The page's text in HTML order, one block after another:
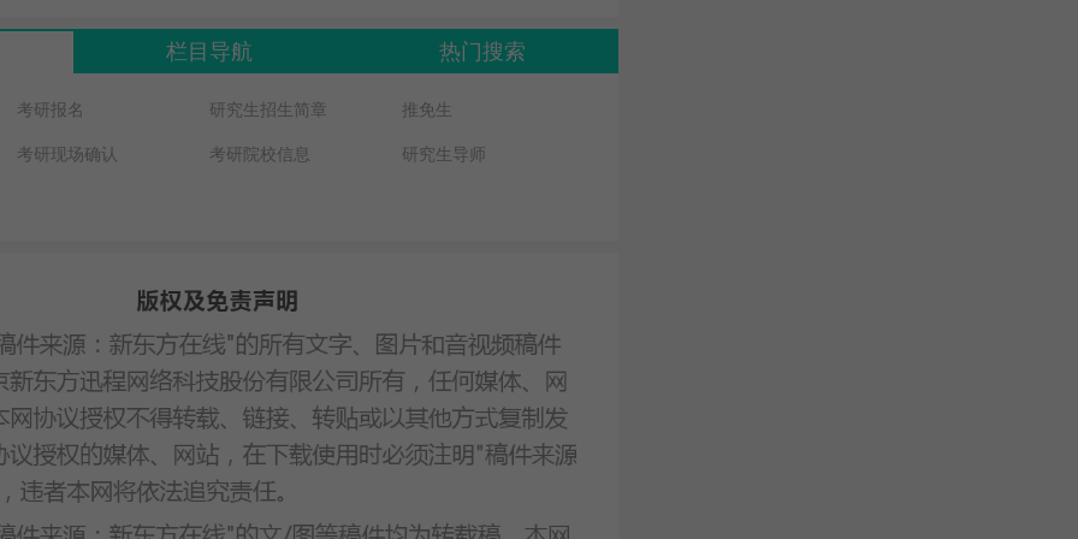
栏目导航 热门搜索
考研报名 研究生招生简章 推免生
考研现场确认 考研院校信息 研究生导师